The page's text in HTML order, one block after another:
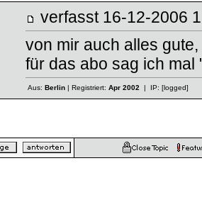
verfasst 16-12-
von mir auch alles
für das abo sag ich mal
Aus: Berlin| Registriert: Apr 2002| IP: [logged]